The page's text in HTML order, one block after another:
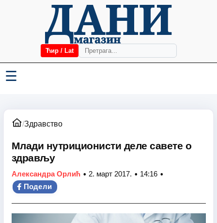
Ћир / Lat
☰
/Здравство
Млади нутриционисти деле савете о
здрављу
Александра Орлић • 2. март 2017. • 14:16 •
Подели